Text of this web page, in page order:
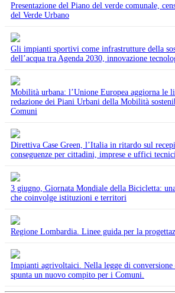
Presentazione del Piano del verde comunale,
del Verde Urbano
Gli impianti sportivi come infrastrutture della
dell’acqua tra Agenda 2030, innovazione
Mobilità urbana: l’Unione Europea aggiorna le
redazione dei Piani Urbani della Mobilità
Comuni
Direttiva Case Green, l’Italia in ritardo sul
conseguenze per cittadini, imprese e uffici
3 giugno, Giornata Mondiale della Bicicletta:
che coinvolge istituzioni e territori
Regione Lombardia. Linee guida per la
Impianti agrivoltaici. Nella legge di
spunta un nuovo compito per i Comuni.